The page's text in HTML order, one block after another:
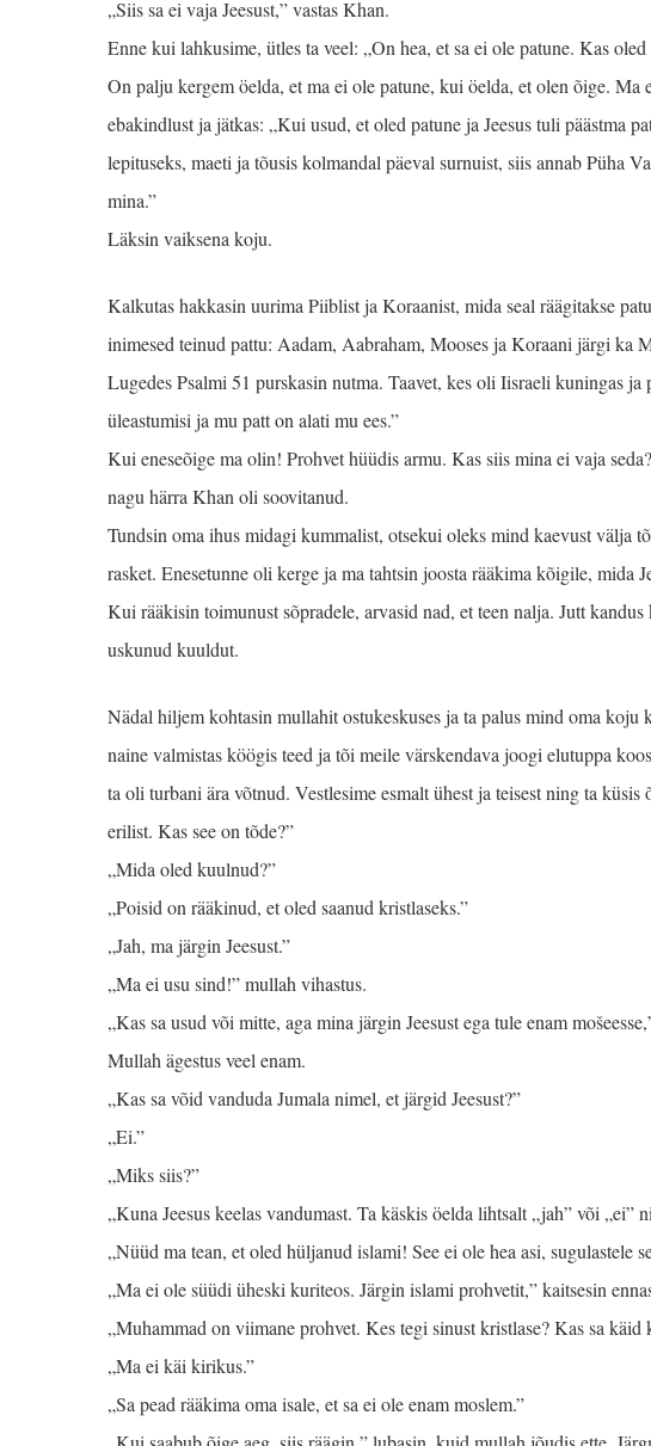
„Siis sa ei vaja Jeesust,” vastas Khan.
Enne kui lahkusime, ütles ta veel: „On hea, et sa ei ole patune. Kas oled
On palju kergem öelda, et ma ei ole patune, kui öelda, et olen õige.
ebakindlust ja jätkas: „Kui usud, et oled patune ja Jeesus tuli päästma
lepituseks, maeti ja tõusis kolmandal päeval surnuist, siis annab Püha
mina.”
Läksin vaiksena koju.
Kalkutas hakkasin uurima Piiblist ja Koraanist, mida seal räägitakse
inimesed teinud pattu: Aadam, Aabraham, Mooses ja Koraani järgi ka
Lugedes Psalmi 51 purskasin nutma. Taavet, kes oli Iisraeli kuningas ja
üleastumisi ja mu patt on alati mu ees.”
Kui eneseõige ma olin! Prohvet hüüdis armu. Kas siis mina ei vaja
nagu härra Khan oli soovitanud.
Tundsin oma ihus midagi kummalist, otsekui oleks mind kaevust välja
rasket. Enesetunne oli kerge ja ma tahtsin joosta rääkima kõigile, mida
Kui rääkisin toimunust sõpradele, arvasid nad, et teen nalja. Jutt
uskunud kuuldut.
Nädal hiljem kohtasin mullahit ostukeskuses ja ta palus mind oma koju
naine valmistas köögis teed ja tõi meile värskendava joogi elutuppa
ta oli turbani ära võtnud. Vestlesime esmalt ühest ja teisest ning ta
erilist. Kas see on tõde?”
„Mida oled kuulnud?”
„Poisid on rääkinud, et oled saanud kristlaseks.”
„Jah, ma järgin Jeesust.”
„Ma ei usu sind!” mullah vihastus.
„Kas sa usud või mitte, aga mina järgin Jeesust ega tule enam
Mullah ägestus veel enam.
„Kas sa võid vanduda Jumala nimel, et järgid Jeesust?”
„Ei.”
„Miks siis?”
„Kuna Jeesus keelas vandumast. Ta käskis öelda lihtsalt „jah” või „ei”
„Nüüd ma tean, et oled hüljanud islami! See ei ole hea asi, sugulastele
„Ma ei ole süüdi üheski kuriteos. Järgin islami prohvetit,” kaitsesin
„Muhammad on viimane prohvet. Kes tegi sinust kristlase? Kas sa käid
„Ma ei käi kirikus.”
„Sa pead rääkima oma isale, et sa ei ole enam moslem.”